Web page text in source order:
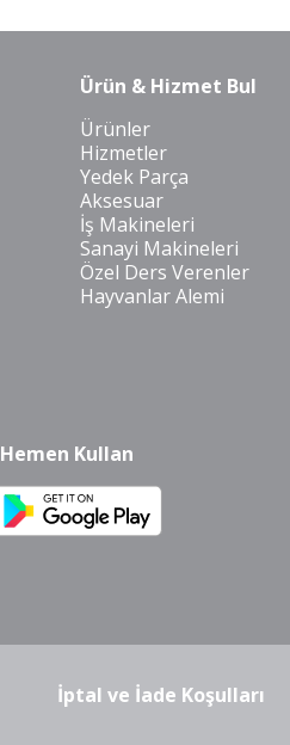
Ürün & Hizmet Bul
Ürünler
Hizmetler
Yedek Parça
Aksesuar
İş Makineleri
Sanayi Makineleri
Özel Ders Verenler
Hayvanlar Alemi
Kullan
İptal ve İade Koşulları